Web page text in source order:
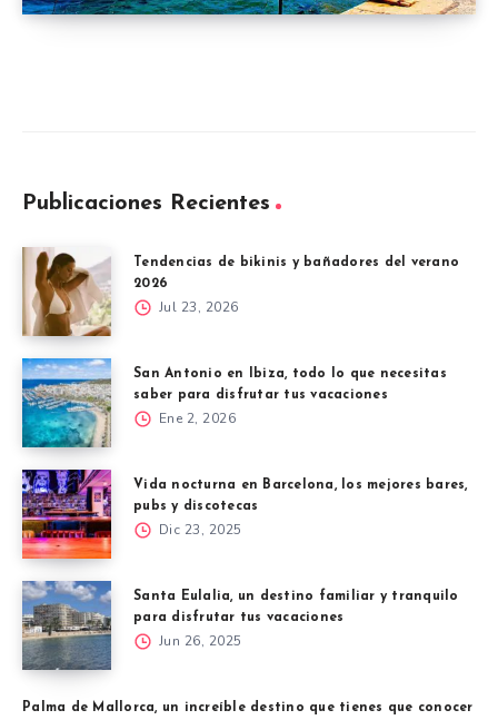
Publicaciones Recientes
Tendencias de bikinis y bañadores del verano
2026
Jul 23, 2026
San Antonio en Ibiza, todo lo que necesitas
saber para disfrutar tus vacaciones
Ene 2, 2026
Vida nocturna en Barcelona, los mejores bares,
pubs y discotecas
Dic 23, 2025
Santa Eulalia, un destino familiar y tranquilo
para disfrutar tus vacaciones
Jun 26, 2025
Palma de Mallorca, un increíble destino que tienes que conocer